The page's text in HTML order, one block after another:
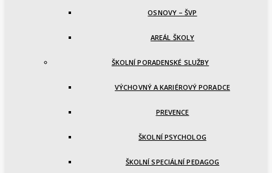
OSNOVY – ŠVP
AREÁL ŠKOLY
ŠKOLNÍ PORADENSKÉ SLUŽBY
VÝCHOVNÝ A KARIÉROVÝ PORADCE
PREVENCE
ŠKOLNÍ PSYCHOLOG
ŠKOLNÍ SPECIÁLNÍ PEDAGOG